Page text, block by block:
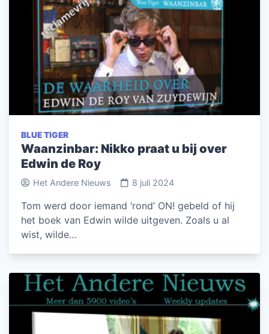
BLUE TIGER
Waanzinbar: Nikko praat u bij over
Edwin de Roy
Het Andere Nieuws 8 juli 2024
Tom werd door iemand ‘rond’ ON! gebeld of hij
het boek van Edwin wilde uitgeven. Zoals u al
wist, wilde…